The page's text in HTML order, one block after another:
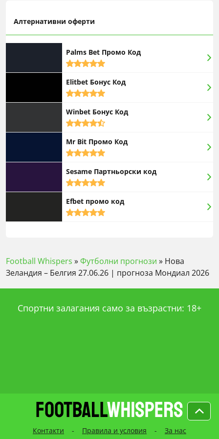
Алтернативни оферти
Palms Bet Промо Код
5,0
Elitbet Бонус Код
5,0
Winbet Бонус Код
4,5
Mr Bit Промо Код
5,0
Sesame Партньорски код
5,0
Efbet промо код
5,0
Football Whispers »Футболни прогнози » Нова
Зеландия – Белгия 27.06.26 | прогноза Мондиал 2026
Спортни залагания само за възрастни: 18+
Контакти - Правила и условия - За нас